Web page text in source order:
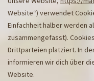
Website“) verwendet
Einfachheit halber werden
zusammengefasst).
Drittparteien platziert. In
informieren wir dich über
Website.